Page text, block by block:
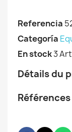
Referencia
Categoría
En stock3
Détails du
Références